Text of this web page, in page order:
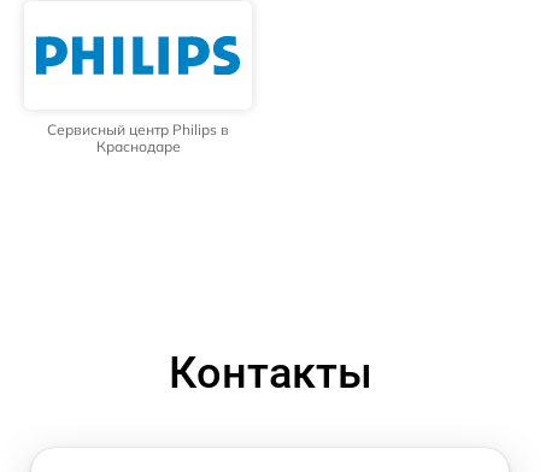
Сервисный центр Philips в
Краснодаре
Контакты